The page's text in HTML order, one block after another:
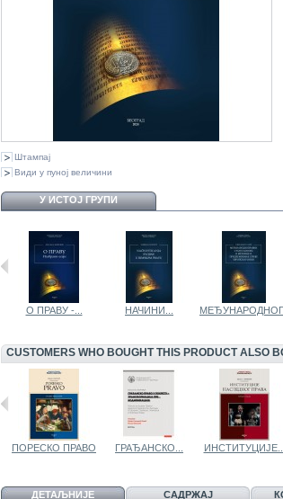
Штампај
Види у пуној величини
У ИСТОЈ ГРУПИ
О ПРАВУ -... НАЧИНИ...
CUSTOMERS WHO BOUGHT THIS PRODUCT ALSO
ПОРЕСКО ПРАВО ГРАЂАНСКО... ИНСТИТУЦИЈЕ...
ДЕТАЉНИЈЕ САДРЖАЈ